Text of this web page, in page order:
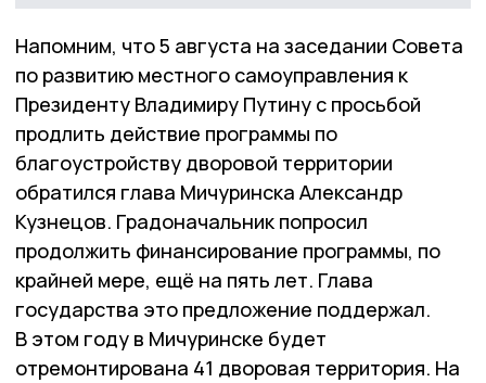
Напомним, что 5 августа на заседании Совета
по развитию местного самоуправления к
Президенту Владимиру Путину с просьбой
продлить действие программы по
благоустройству дворовой территории
обратился глава Мичуринска Александр
Кузнецов. Градоначальник попросил
продолжить финансирование программы, по
крайней мере, ещё на пять лет. Глава
государства это предложение поддержал.
В этом году в Мичуринске будет
отремонтирована 41 дворовая территория. На